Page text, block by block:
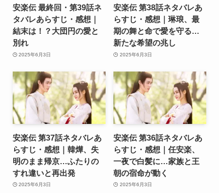
安楽伝 最終回・第39話ネ
タバレあらすじ・感想｜
結末は！？大団円の愛と
別れ
2025年6月3日
安楽伝 第38話ネタバレあ
らすじ・感想｜琳琅、最
期の舞と命で愛を守る…
新たな希望の兆し
2025年6月3日
安楽伝 第37話ネタバレあ
らすじ・感想｜韓燁、失
明のまま帰京…ふたりの
すれ違いと再出発
2025年6月3日
安楽伝 第36話ネタバレあ
らすじ・感想｜任安楽、
一夜で白髪に…家族と王
朝の宿命が動く
2025年6月3日